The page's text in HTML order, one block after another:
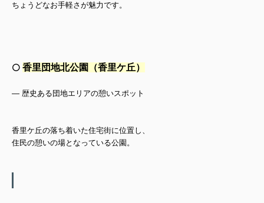
ちょうどなお手軽さが魅力です。
⚪️ 香里団地北公園（香里ケ丘）
— 歴史ある団地エリアの憩いスポット
香里ケ丘の落ち着いた住宅街に位置し、
住民の憩いの場となっている公園。